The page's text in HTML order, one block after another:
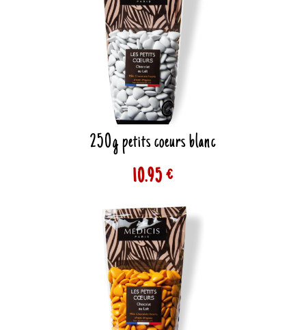
250g petits coeurs blanc
10.95 €